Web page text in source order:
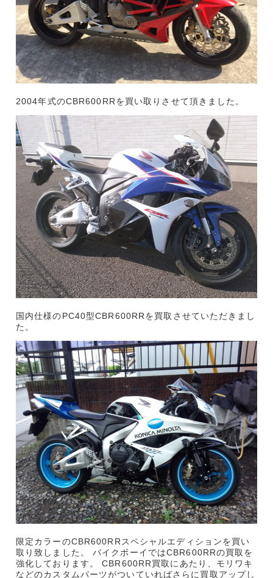
2004年式のCBR600RRを買い取りさせて頂きました。
国内仕様のPC40型CBR600RRを買取させていただきまし
た。
限定カラーのCBR600RRスペシャルエディションを買い
取り致しました。 バイクボーイではCBR600RRの買取を
強化しております。 CBR600RR買取にあたり、モリワキ
などのカスタムパーツがついていればさらに買取アップし